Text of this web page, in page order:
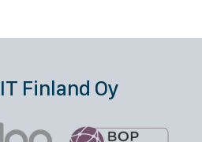
Finland Oy